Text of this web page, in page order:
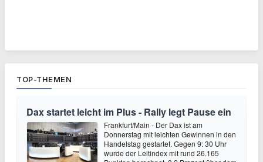
TOP-THEMEN
Dax startet leicht im Plus - Rally legt Pause ein
Frankfurt/Main - Der Dax ist am
Donnerstag mit leichten Gewinnen in den
Handelstag gestartet. Gegen 9: 30 Uhr
wurde der Leitindex mit rund 26.165